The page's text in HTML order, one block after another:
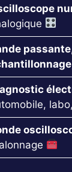
passante